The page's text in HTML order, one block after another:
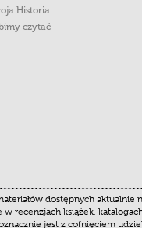
Historia
czytać
dostępnych
recenzjach książek,
jest z cofnięciem